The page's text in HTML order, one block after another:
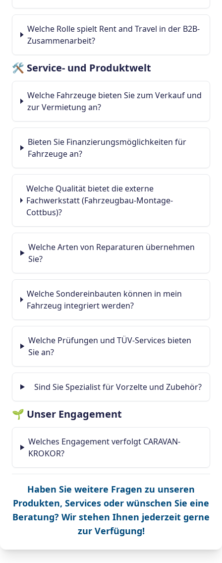
Welche Rolle spielt Rent and Travel in der B2B-
Zusammenarbeit?
🛠️ Service- und Produktwelt
Welche Fahrzeuge bieten Sie zum Verkauf und
zur Vermietung an?
Bieten Sie Finanzierungsmöglichkeiten für
Fahrzeuge an?
Welche Qualität bietet die externe
Fachwerkstatt (Fahrzeugbau-Montage-
Cottbus)?
Welche Arten von Reparaturen übernehmen
Sie?
Welche Sondereinbauten können in mein
Fahrzeug integriert werden?
Welche Prüfungen und TÜV-Services bieten
Sie an?
Sind Sie Spezialist für Vorzelte und Zubehör?
🌱 Unser Engagement
Welches Engagement verfolgt CARAVAN-
KROKOR?
Haben Sie weitere Fragen zu unseren
Produkten, Services oder wünschen Sie eine
Beratung? Wir stehen Ihnen jederzeit gerne
zur Verfügung!